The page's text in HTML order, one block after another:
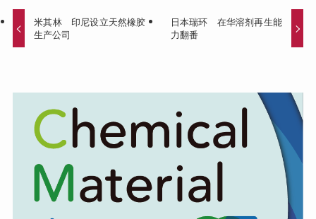
米其林 印尼设立天然橡胶
生产公司
日本瑞环 在华溶剂再生能
力翻番